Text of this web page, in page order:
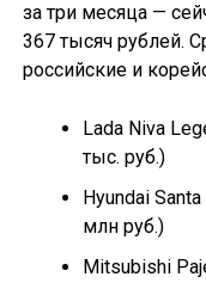
за три месяца —
367 тысяч рублей.
российские и
Lada Niva
тыс. руб.)
Hyundai
млн руб.)
Mitsubishi